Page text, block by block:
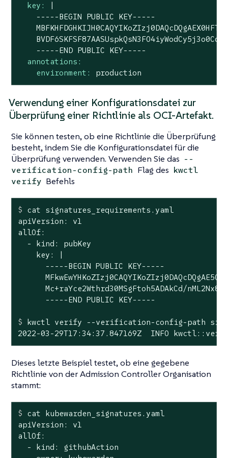
key:
    -----BEGIN PUBLIC KEY-----
annotations:
environment:
production
Verwendung einer Konfigurationsdatei zur
Überprüfung einer Richtlinie als OCI-Artefakt.
Sie können testen, ob eine Richtlinie die Überprüfung
besteht, indem Sie die Konfigurationsdatei für die
Überprüfung verwenden. Verwenden Sie das --
verification-config-path Flag des kwctl
verify Befehls
$ cat signatures_requirements.yaml
apiVersion: v1
allOf:
  - kind: pubKey
    key: |
      -----BEGIN PUBLIC KEY-----
Mc+raYce2Wthrd30MSgFtoh5ADAkCd/
$ kwctl verify --verification-config-path
2022-03-29T17:34:37.847169Z  INFO
Dieses letzte Beispiel testet, ob eine gegebene
Richtlinie von der Admission Controller Organisation
stammt:
$ cat kubewarden_signatures.yaml
apiVersion: v1
allOf:
  - kind: githubAction